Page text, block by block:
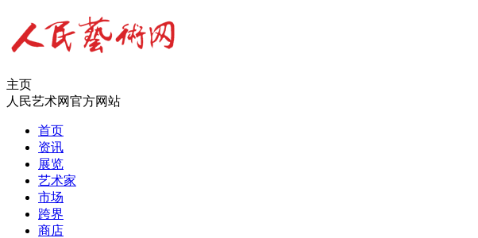
主页
人民艺术网官方网站
首页
资讯
展览
艺术家
市场
跨界
商店